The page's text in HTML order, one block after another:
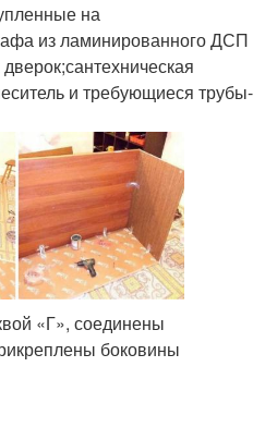
на
из ламинированного ДСП
и требующиеся трубы-
«Г», соединены
боковины